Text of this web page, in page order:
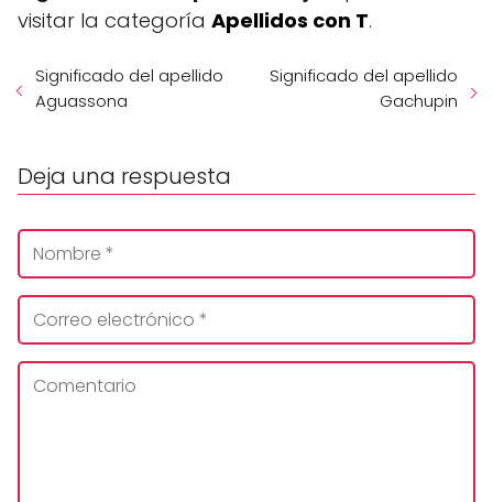
visitar la categoría Apellidos con T.
Significado del apellido
Aguassona
Significado del apellido
Gachupin
Deja una respuesta